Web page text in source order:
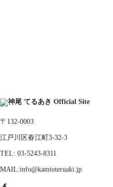
〒132-0003
江戸川区春江町3-32-3
TEL: 03-5243-8311
MAIL:info@kamioteruaki.jp